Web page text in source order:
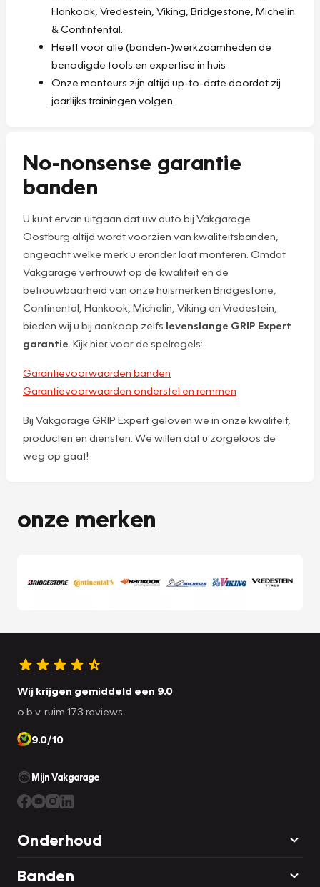
Hankook, Vredestein, Viking, Bridgestone, Michelin
& Contintental.
Heeft voor alle (banden-)werkzaamheden de
benodigde tools en expertise in huis
Onze monteurs zijn altijd up-to-date doordat zij
jaarlijks trainingen volgen
No-nonsense garantie
banden
U kunt ervan uitgaan dat uw auto bij Vakgarage
Oostburg altijd wordt voorzien van kwaliteitsbanden,
ongeacht welke merk u eronder laat monteren. Omdat
Vakgarage vertrouwt op de kwaliteit en de
betrouwbaarheid van onze huismerken Bridgestone,
Continental, Hankook, Michelin, Viking en Vredestein,
bieden wij u bij aankoop zelfs levenslange GRIP Expert
garantie . Kijk hier voor de spelregels:
Garantievoorwaarden banden
Garantievoorwaarden onderstel en remmen
Bij Vakgarage GRIP Expert geloven we in onze kwaliteit,
producten en diensten. We willen dat u zorgeloos de
weg op gaat!
onze merken
Wij krijgen gemiddeld een 9.0
o.b.v. ruim 173 reviews
9.0/10
Mijn Vakgarage
Onderhoud
Banden